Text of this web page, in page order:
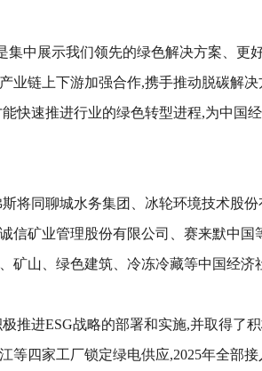
集中展示我们领先的绿色解决方案、更
业链上下游加强合作,携手推动脱碳解决
快速推进行业的绿色转型进程,为中国
将同聊城水务集团、冰轮环境技术股
信矿业管理股份有限公司、赛来默中国
矿山、绿色建筑、冷冻冷藏等中国经济
推进ESG战略的部署和实施,并取得了
等四家工厂锁定绿电供应,2025年全部